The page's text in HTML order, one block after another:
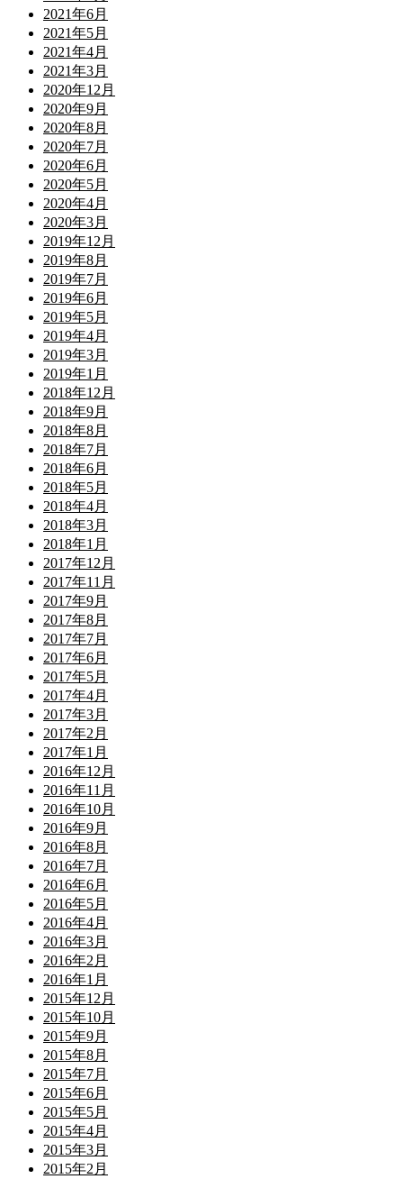
2021年6月
2021年5月
2021年4月
2021年3月
2020年12月
2020年9月
2020年8月
2020年7月
2020年6月
2020年5月
2020年4月
2020年3月
2019年12月
2019年8月
2019年7月
2019年6月
2019年5月
2019年4月
2019年3月
2019年1月
2018年12月
2018年9月
2018年8月
2018年7月
2018年6月
2018年5月
2018年4月
2018年3月
2018年1月
2017年12月
2017年11月
2017年9月
2017年8月
2017年7月
2017年6月
2017年5月
2017年4月
2017年3月
2017年2月
2017年1月
2016年12月
2016年11月
2016年10月
2016年9月
2016年8月
2016年7月
2016年6月
2016年5月
2016年4月
2016年3月
2016年2月
2016年1月
2015年12月
2015年10月
2015年9月
2015年8月
2015年7月
2015年6月
2015年5月
2015年4月
2015年3月
2015年2月